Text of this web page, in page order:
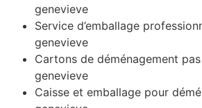
genevieve
Service d’emballage
genevieve
Cartons de déménagement
genevieve
Caisse et emballage pour